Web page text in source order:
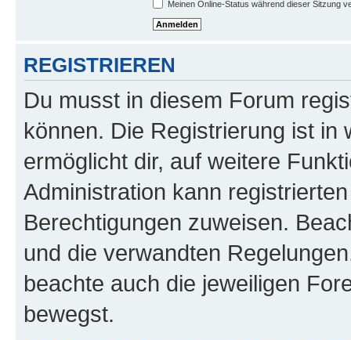
Meinen Online-Status während dieser Sitzung
REGISTRIEREN
Du musst in diesem Forum
können. Die Registrierung ist in
ermöglicht dir, auf weitere
Administration kann
Berechtigungen zuweisen.
und die verwandten
beachte auch die jeweiligen
bewegst.